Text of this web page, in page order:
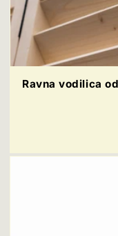
Ravna vodilica